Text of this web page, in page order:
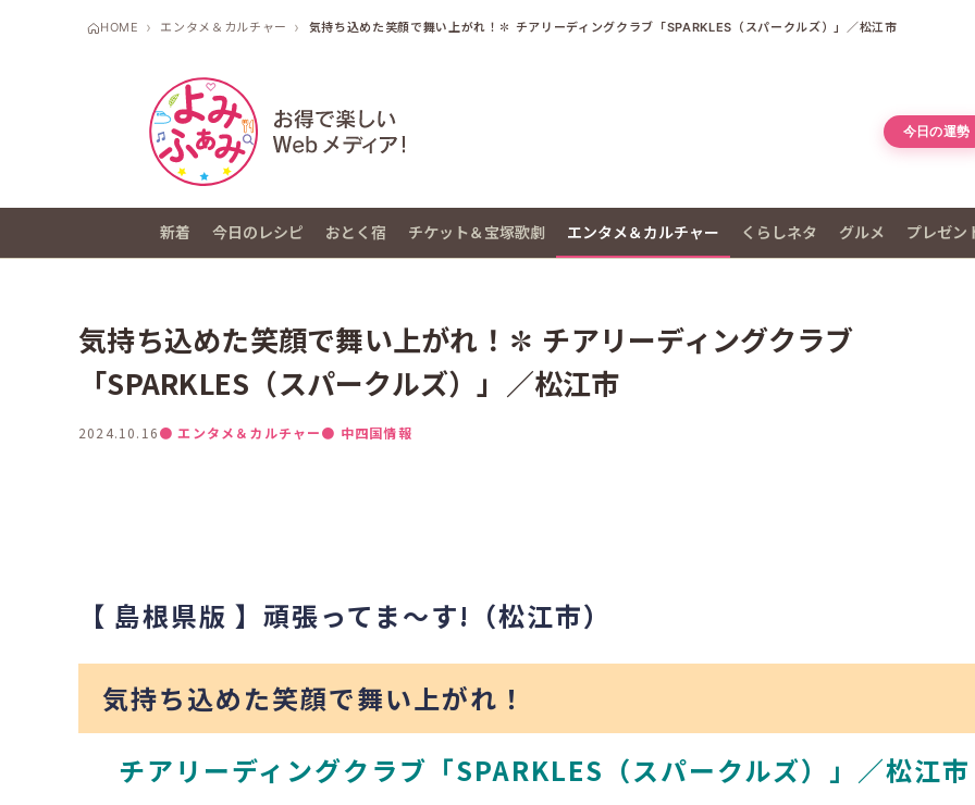
HOME エンタメ＆カルチャー 気持ち込めた笑顔で舞い上がれ！✽ チアリーディングクラブ「SPARKLES（スパークルズ）」／松江市
今日の運勢
新着 今日のレシピ おとく宿 チケット＆宝塚歌劇 エンタメ＆カルチャー くらしネタ グルメ プレゼン
気持ち込めた笑顔で舞い上がれ！✽ チアリーディングクラブ
「SPARKLES（スパークルズ）」／松江市
2024.10.16● エンタメ＆カルチャー● 中四国情報
【 島根県版 】頑張ってま〜す!（松江市）
気持ち込めた笑顔で舞い上がれ！
チアリーディングクラブ 「SPARKLES（スパークルズ）」／松江市